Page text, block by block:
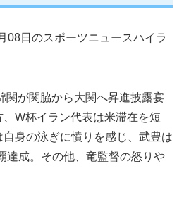
08日のスポーツニュースハイラ
関が関脇から大関へ昇進披露宴
W杯イラン代表は米滞在を短
身の泳ぎに憤りを感じ、武豊は
達成。その他、竜監督の怒りや